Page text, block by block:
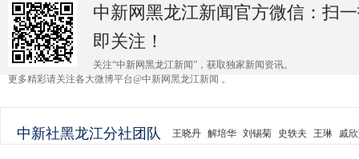
中新网黑龙江新闻官方微信：扫
即关注！
关注“中新网黑龙江新闻”，获取独家新闻资讯。
更多精彩请关注各大微博平台@中新网黑龙江新闻 。
中新社黑龙江分社团队 王晓丹 解培华 刘锡菊 史轶夫 王琳 戚